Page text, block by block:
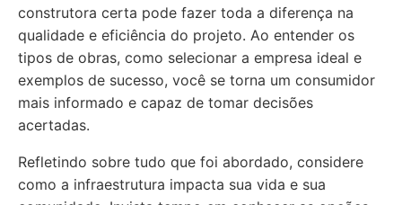
construtora certa pode fazer toda a diferença na
qualidade e eficiência do projeto. Ao entender os
tipos de obras, como selecionar a empresa ideal e
exemplos de sucesso, você se torna um consumidor
mais informado e capaz de tomar decisões
acertadas.
Refletindo sobre tudo que foi abordado, considere
como a infraestrutura impacta sua vida e sua